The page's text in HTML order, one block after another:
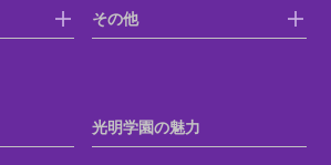
その他
光明学園の魅力